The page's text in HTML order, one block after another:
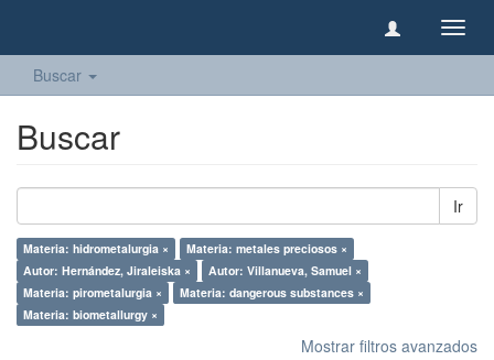
Buscar
Buscar
Ir
Materia: hidrometalurgia ×
Materia: metales preciosos ×
Autor: Hernández, Jiraleiska ×
Autor: Villanueva, Samuel ×
Materia: pirometalurgia ×
Materia: dangerous substances ×
Materia: biometallurgy ×
Mostrar filtros avanzados